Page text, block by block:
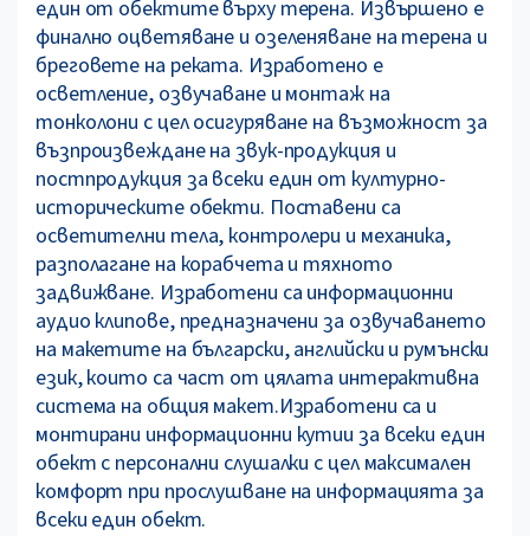
един от обектите върху терена. Извършено е
финално оцветяване и озеленяване на терена и
бреговете на реката. Изработено е
осветление, озвучаване и монтаж на
тонколони с цел осигуряване на възможност за
възпроизвеждане на звук-продукция и
постпродукция за всеки един от културно-
историческите обекти. Поставени са
осветителни тела, контролери и механика,
разполагане на корабчета и тяхното
задвижване. Изработени са информационни
аудио клипове, предназначени за озвучаването
на макетите на български, английски и румънски
език, които са част от цялата интерактивна
система на общия макет.Изработени са и
монтирани информационни кутии за всеки един
обект с персонални слушалки с цел максимален
комфорт при прослушване на информацията за
всеки един обект.